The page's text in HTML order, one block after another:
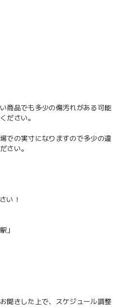
商品でも多少の傷汚れがある可能
ださい。
での実寸になりますので多少の違
さい。
い！
」
聞きした上で、スケジュール調整